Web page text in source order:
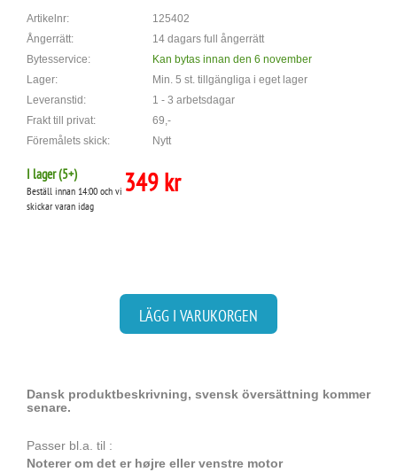
Artikelnr:
125402
Ångerrätt:
14 dagars full ångerrätt
Bytesservice:
Kan bytas innan den 6 november
Lager:
Min. 5 st. tillgängliga i eget lager
Leveranstid:
1 - 3 arbetsdagar
Frakt till privat:
69,-
Föremålets skick:
Nytt
I lager (5+)
Beställ innan 14:00 och vi
skickar varan idag
349 kr
LÄGG I VARUKORGEN
Dansk produktbeskrivning, svensk översättning kommer
senare.
Passer bl.a. til :
Noterer om det er højre eller venstre motor